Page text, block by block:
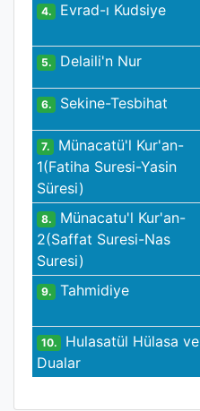
4. Evrad-ı Kudsiye
5. Delaili'n Nur
6. Sekine-Tesbihat
7.
Münacatü'l Kur'an-
1(Fatiha Suresi-Yasin
Süresi)
8.
Münacatu'l Kur'an-
2(Saffat Suresi-Nas
Suresi)
9. Tahmidiye
10.
Hulasatül Hülasa ve
Dualar